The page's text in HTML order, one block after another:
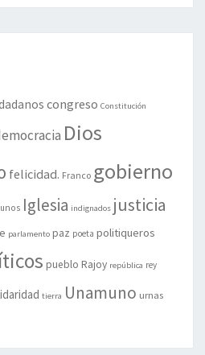
congreso Constitución
Dios
felicidad. Franco gobierno
Iglesia indignados justicia
parlamento paz poeta politiqueros
pueblo Rajoy república rey
tierra Unamuno urnas